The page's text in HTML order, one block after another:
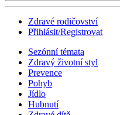
Zdravé rodičovství
Přihlásit/Registrovat
Sezónní témata
Zdravý životní styl
Prevence
Pohyb
Jídlo
Hubnutí